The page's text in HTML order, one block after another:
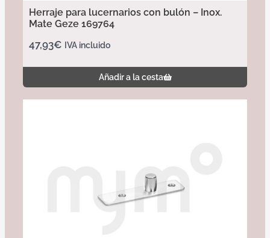
Herraje para lucernarios con bulón – Inox.
Mate Geze 169764
47,93€ IVA incluido
Añadir a la cesta